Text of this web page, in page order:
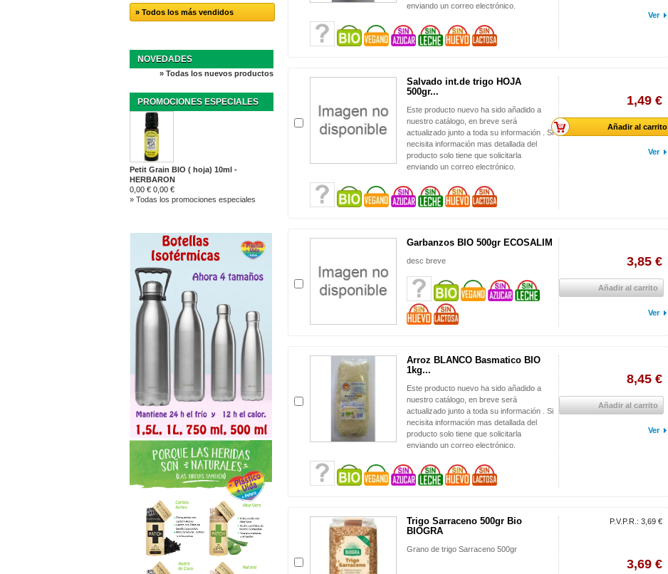
» Todos los más vendidos
NOVEDADES
» Todas los nuevos productos
PROMOCIONES ESPECIALES
Petit Grain BIO ( hoja) 10ml -
HERBARON
0,00 € 0,00 €
» Todas los promociones especiales
enviando un correo electrónico.
Ver
Salvado int.de trigo HOJA
500gr...
Este producto nuevo ha sido añadido a
nuestro catálogo, en breve será
actualizado junto a toda su información . Si
necisita información mas detallada del
producto solo tiene que solicitarla
enviando un correo electrónico.
1,49 €
Añadir al carrito
Ver
Garbanzos BIO 500gr ECOSALIM
desc breve 3,85 €
Añadir al carrito
Ver
Arroz BLANCO Basmatico BIO
1kg...
Este producto nuevo ha sido añadido a
nuestro catálogo, en breve será
actualizado junto a toda su información . Si
necisita información mas detallada del
producto solo tiene que solicitarla
enviando un correo electrónico.
8,45 €
Añadir al carrito
Ver
Trigo Sarraceno 500gr Bio
BIOGRA
Grano de trigo Sarraceno 500gr
P.V.P.R.: 3,69 €
3,69 €